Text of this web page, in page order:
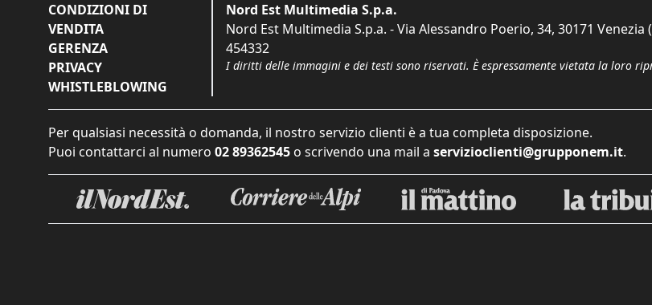
CONDIZIONI DI
VENDITA
GERENZA
PRIVACY
WHISTLEBLOWING
Nord Est Multimedia S.p.a.
Nord Est Multimedia S.p.a. - Via Alessandro Poerio, 34, 30171 Venezia
454332
I diritti delle immagini e dei testi sono riservati. È espressamente vietata la loro
Per qualsiasi necessità o domanda, il nostro servizio clienti è a tua completa disposizione.
Puoi contattarci al numero 02 89362545 o scrivendo una mail a servizioclienti@grupponem.it.